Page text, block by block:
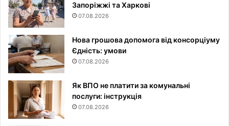
Запоріжжі та Харкові
07.08.2026
Нова грошова допомога від консорціуму
Єдність: умови
07.08.2026
Як ВПО не платити за комунальні
послуги: інструкція
07.08.2026